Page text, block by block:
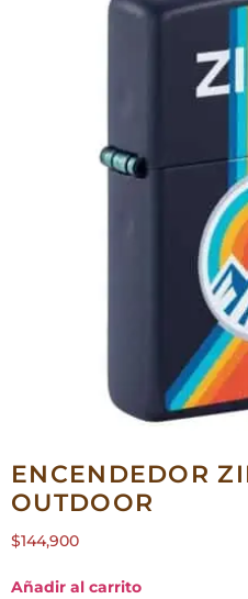
ENCENDEDOR
OUTDOOR
$144,900
Añadir al carrito